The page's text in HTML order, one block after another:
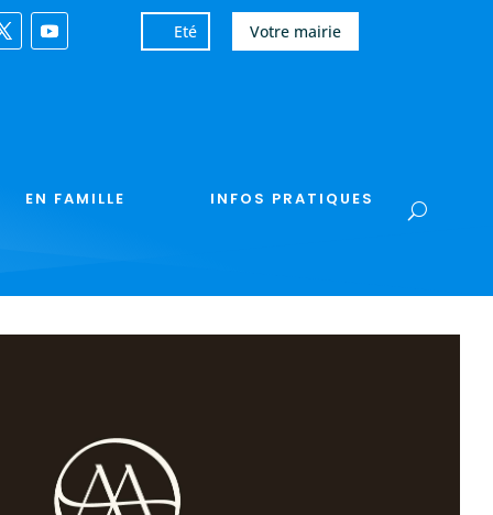
Eté Votre mairie
EN FAMILLE INFOS PRATIQUES